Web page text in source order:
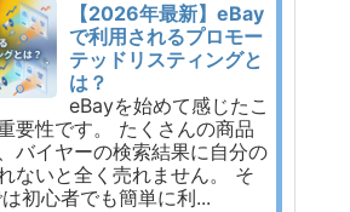
【2026年最新】eBay
で利用されるプロモー
テッドリスティングと
は？
eBayを始めて感じたこ
要性です。 たくさんの商品
バイヤーの検索結果に自分の
ないと全く売れません。 そ
初心者でも簡単に利...